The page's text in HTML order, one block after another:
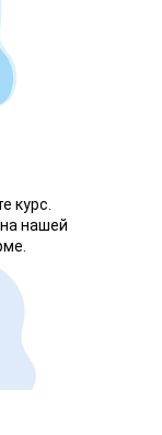
курс.
нашей